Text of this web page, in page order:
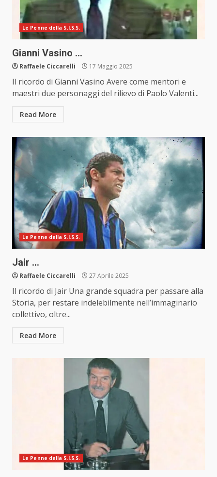
Le Penne della S.I.S.S.
Gianni Vasino …
Raffaele Ciccarelli 17 Maggio 2025
Il ricordo di Gianni Vasino Avere come mentori e
maestri due personaggi del rilievo di Paolo Valenti...
Read More
Le Penne della S.I.S.S.
Jair …
Raffaele Ciccarelli 27 Aprile 2025
Il ricordo di Jair Una grande squadra per passare alla
Storia, per restare indelebilmente nell’immaginario
collettivo, oltre...
Read More
Le Penne della S.I.S.S.